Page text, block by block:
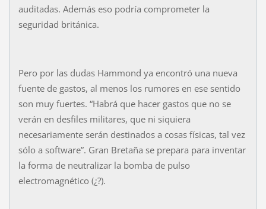
auditadas. Además eso podría comprometer la
seguridad británica.
Pero por las dudas Hammond ya encontró una nueva
fuente de gastos, al menos los rumores en ese sentido
son muy fuertes. “Habrá que hacer gastos que no se
verán en desfiles militares, que ni siquiera
necesariamente serán destinados a cosas físicas, tal vez
sólo a software”. Gran Bretaña se prepara para inventar
la forma de neutralizar la bomba de pulso
electromagnético (¿?).